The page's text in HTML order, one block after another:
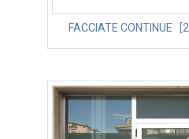
FACCIATE CONTINUE [2]